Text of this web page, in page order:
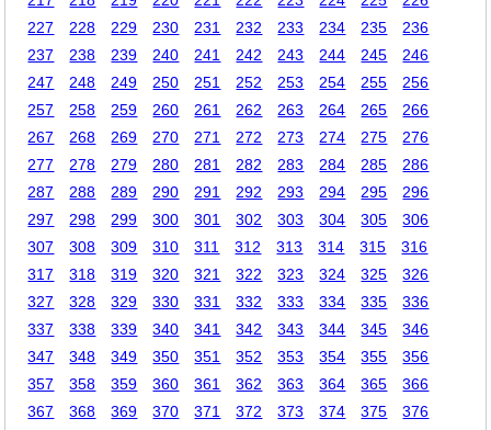
227
228 229 230 231 232 233 234 235
236
237
238 239 240 241 242 243 244 245
246
247
248 249 250 251 252 253 254 255
256
257
258 259 260 261 262 263 264 265
266
267
268 269 270 271 272 273 274 275
276
277
278 279 280 281 282 283 284 285
286
287
288 289 290 291 292 293 294 295
296
297
298 299 300 301 302 303 304 305
306
307
308 309 310 311 312 313 314 315
316
317
318 319 320 321 322 323 324 325
326
327
328 329 330 331 332 333 334 335
336
337
338 339 340 341 342 343 344 345
346
347
348 349 350 351 352 353 354 355
356
357
358 359 360 361 362 363 364 365
366
367
368 369 370 371 372 373 374 375
376